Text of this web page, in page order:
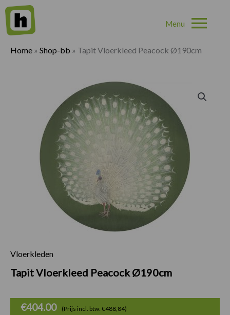
Home » Shop-bb » Tapit Vloerkleed Peacock Ø190cm
Vloerkleden
Tapit Vloerkleed Peacock Ø190cm
€404.00 (Prijs incl. btw: €488,84)